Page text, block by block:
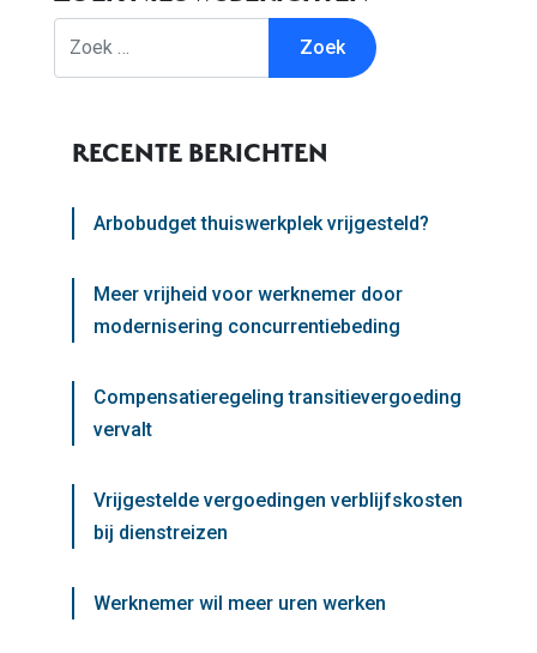
RECENTE BERICHTEN
Arbobudget thuiswerkplek vrijgesteld?
Meer vrijheid voor werknemer door
modernisering concurrentiebeding
Compensatieregeling transitievergoeding
vervalt
Vrijgestelde vergoedingen verblijfskosten
bij dienstreizen
Werknemer wil meer uren werken